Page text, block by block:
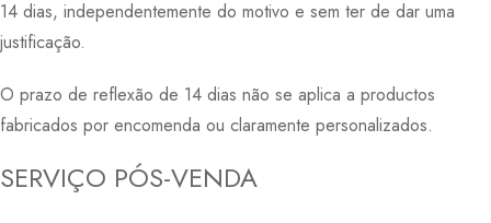
14 dias, independentemente do motivo e sem ter de dar uma
justificação.
O prazo de reflexão de 14 dias não se aplica a productos
fabricados por encomenda ou claramente personalizados.
SERVIÇO PÓS-VENDA